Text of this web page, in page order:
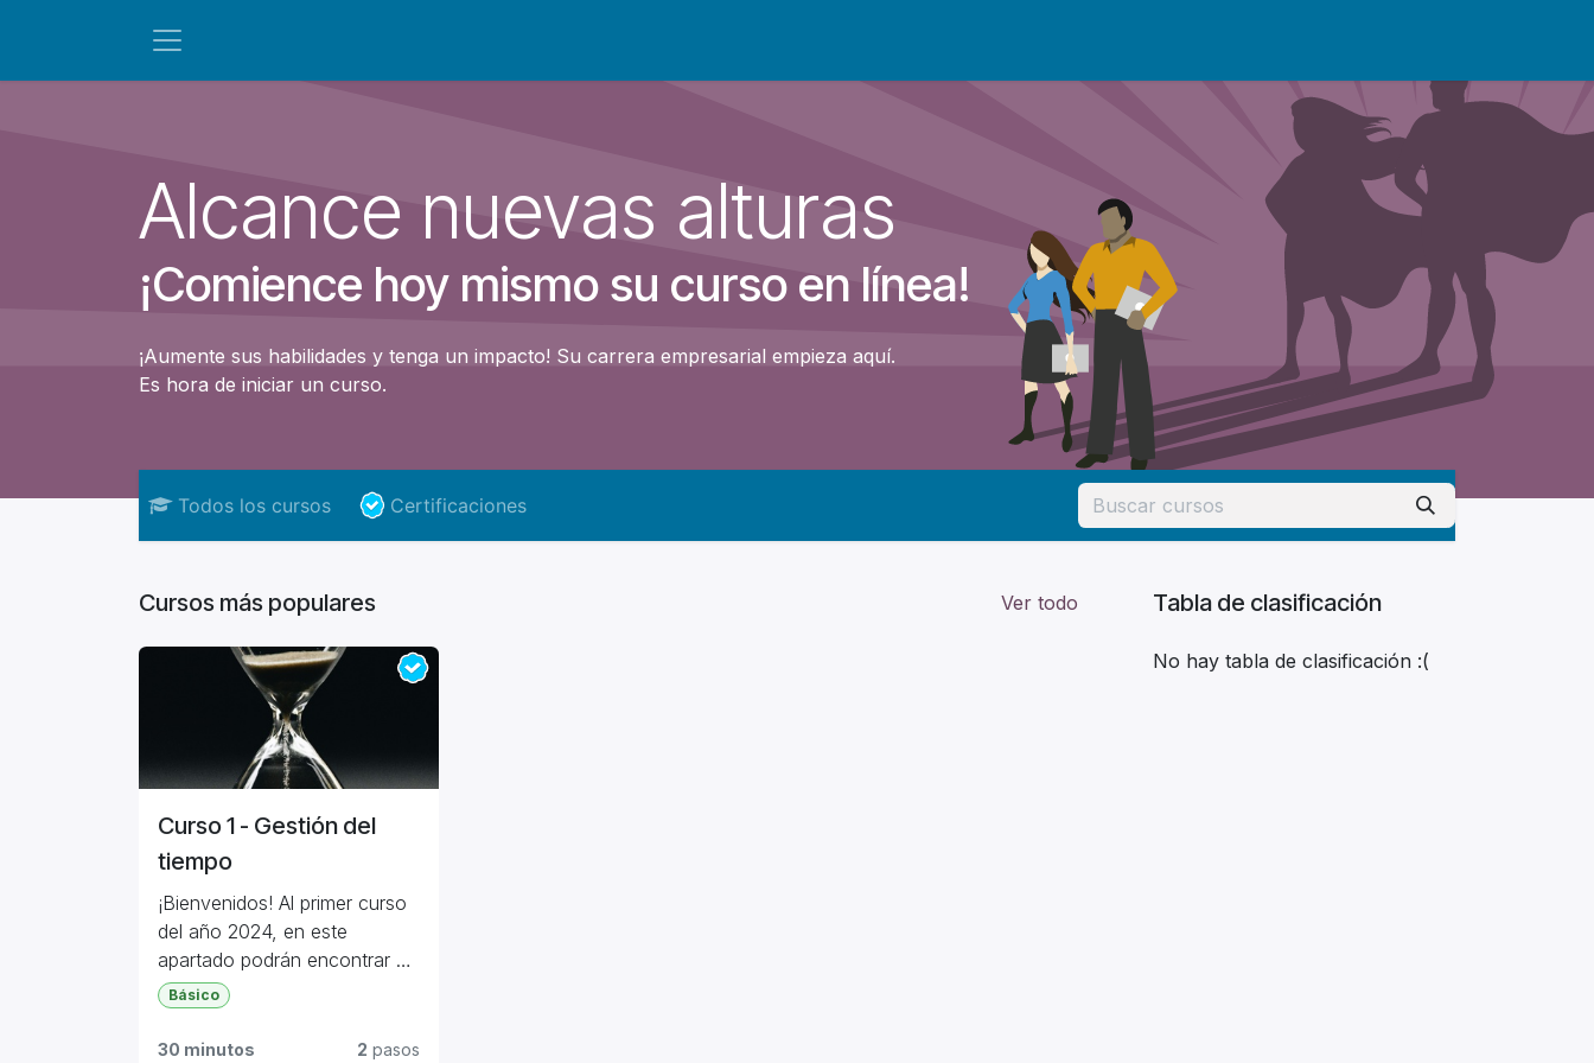
Alcance nuevas alturas
¡Comience hoy mismo su curso en línea!
¡Aumente sus habilidades y tenga un impacto! Su carrera empresarial empieza aquí.
Es hora de iniciar un curso.
Todos los cursos Certificaciones
Tabla de clasificación
No hay tabla de clasificación :(
Ver todo
Cursos más populares
Curso 1 - Gestión del
tiempo
¡Bienvenidos! Al primer curso
del año 2024, en este
apartado podrán encontrar el
tema de gestión del tiempo.
al finalizar, presentar la
La persona que tome este
curso será capaz de gestionar
Básico
30 minutos 2 pasos